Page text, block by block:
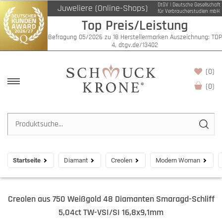
Juweliere (Online-Shops)
DtGV | Deutsche Gesellschaft
für Verbraucherstudien mbH
Top Preis/Leistung
Befragung 05/2026 zu 18 Herstellermarken Auszeichnung: TOP
4, dtgv.de/13402
(0)
(0)
Startseite Diamant Creolen Modern Woman
Creolen aus 750 Weißgold 48 Diamanten Smaragd-Schliff
5,04ct TW-VSI/SI 16,8x9,1mm